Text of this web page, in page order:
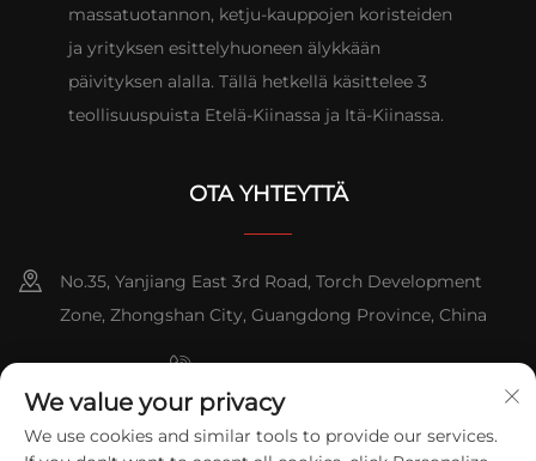
massatuotannon, ketju-kauppojen koristeiden
ja yrityksen esittelyhuoneen älykkään
päivityksen alalla. Tällä hetkellä käsittelee 3
teollisuuspuista Etelä-Kiinassa ja Itä-Kiinassa.
OTA YHTEYTTÄ
No.35, Yanjiang East 3rd Road, Torch Development
Zone, Zhongshan City, Guangdong Province, China
+86-076023631800
+86-13631181961
We value your privacy
We use cookies and similar tools to provide our services.